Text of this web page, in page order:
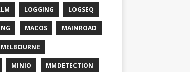
LOGGING LOGSEQ
MACOS MAINROAD
MELBOURNE
MINIO MMDETECTION